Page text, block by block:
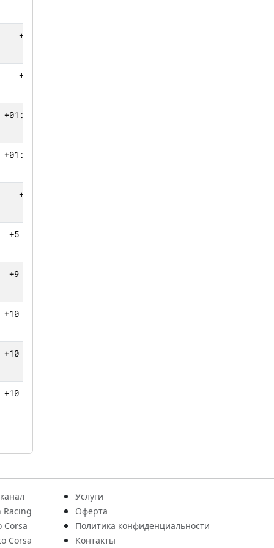
+52.276
+54.060
+01:06.134
+01:37.159
+1 круг
+5 кругов
+9 кругов
+10 кругов
+10 кругов
+10 кругов
Racing
Corsa
Corsa
Услуги
Оферта
Политика конфиденциальности
Контакты